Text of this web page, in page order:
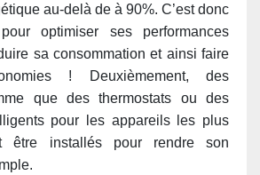
au-delà de à 90%. C’est donc
optimiser ses performances
sa consommation et ainsi faire
! Deuxièmement, des
que des thermostats ou des
pour les appareils les plus
être installés pour rendre son